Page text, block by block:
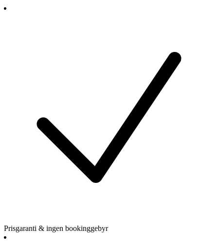
Prisgaranti & ingen bookinggebyr